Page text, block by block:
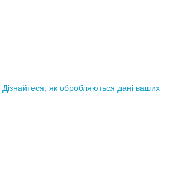
Дізнайтеся, як обробляються дані ваших